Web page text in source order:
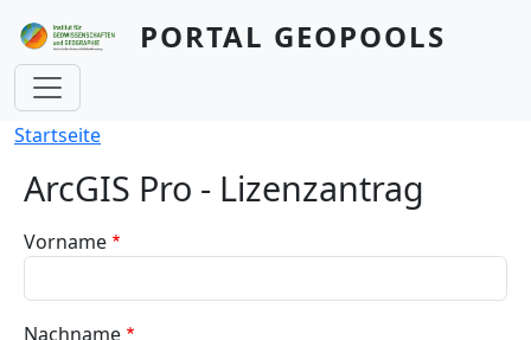
PORTAL GEOPOOLS
Pfadnavigation
Startseite
ArcGIS Pro - Lizenzantrag
Vorname
Nachname